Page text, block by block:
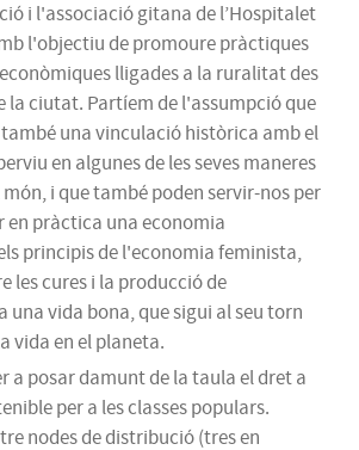
i l'associació gitana de l’Hospitalet
l'objectiu de promoure pràctiques
lligades a la ruralitat des
la ciutat. Partíem de l'assumpció que
una vinculació històrica amb el
en algunes de les seves maneres
món, i que també poden servir-nos per
en pràctica una economia
principis de l'economia feminista,
les cures i la producció de
una vida bona, que sigui al seu torn
vida en el planeta.
a posar damunt de la taula el dret a
per a les classes populars.
nodes de distribució (tres en